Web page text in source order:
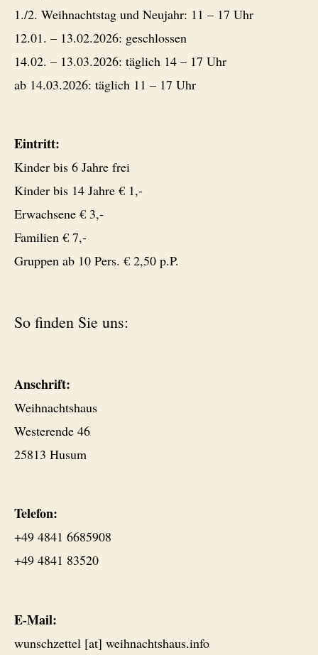
1./2. Weihnachtstag und Neujahr: 11 – 17 Uhr
12.01. – 13.02.2026: geschlossen
14.02. – 13.03.2026: täglich 14 – 17 Uhr
ab 14.03.2026: täglich 11 – 17 Uhr
Eintritt:
Kinder bis 6 Jahre frei
Kinder bis 14 Jahre € 1,-
Erwachsene € 3,-
Familien € 7,-
Gruppen ab 10 Pers. € 2,50 p.P.
So finden Sie uns:
Anschrift:
Weihnachtshaus
Westerende 46
25813 Husum
Telefon:
+49 4841 6685908
+49 4841 83520
E-Mail:
wunschzettel [at] weihnachtshaus.info